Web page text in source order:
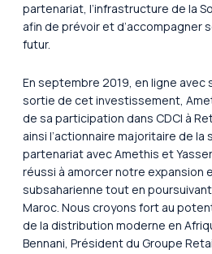
partenariat, l’infrastructure de la
afin de prévoir et d’accompagner
futur.
En septembre 2019, en ligne
sortie de cet investissement,
de sa participation dans CDCI à
ainsi l’actionnaire majoritaire de la
partenariat avec Amethis et
réussi à amorcer notre expansion
subsaharienne tout en
Maroc. Nous croyons fort au
de la distribution moderne en
Bennani, Président du Groupe